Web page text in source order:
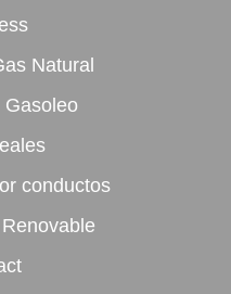
Natural
Gasoleo
conductos